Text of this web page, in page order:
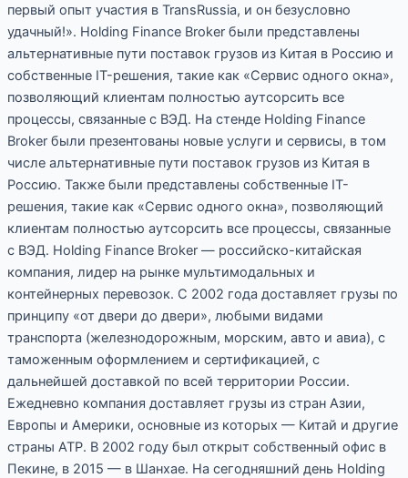
первый опыт участия в TransRussia, и он безусловно
удачный!». Holding Finance Broker были представлены
альтернативные пути поставок грузов из Китая в Россию и
собственные IT-решения, такие как «Сервис одного окна»,
позволяющий клиентам полностью аутсорсить все
процессы, связанные с ВЭД. На стенде Holding Finance
Broker были презентованы новые услуги и сервисы, в том
числе альтернативные пути поставок грузов из Китая в
Россию. Также были представлены собственные IT-
решения, такие как «Сервис одного окна», позволяющий
клиентам полностью аутсорсить все процессы, связанные
с ВЭД. Holding Finance Broker — российско-китайская
компания, лидер на рынке мультимодальных и
контейнерных перевозок. С 2002 года доставляет грузы по
принципу «от двери до двери», любыми видами
транспорта (железнодорожным, морским, авто и авиа), с
таможенным оформлением и сертификацией, с
дальнейшей доставкой по всей территории России.
Ежедневно компания доставляет грузы из стран Азии,
Европы и Америки, основные из которых — Китай и другие
страны АТР. В 2002 году был открыт собственный офис в
Пекине, в 2015 — в Шанхае. На сегодняшний день Holding